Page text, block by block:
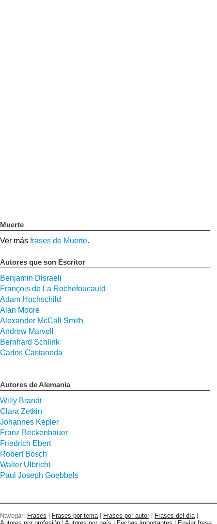
Muerte
Ver más frases de Muerte.
Autores que son Escritor
Benjamin Disraeli
François de La Rochefoucauld
Adam Hochschild
Alan Moore
Alexander McCall Smith
Andrew Marvell
Bernhard Schlink
Carlos Castaneda
Autores de Alemania
Willy Brandt
Clara Zetkin
Johannes Kepler
Franz Beckenbauer
Friedrich Ebert
Robert Bosch
Walter Ulbricht
Paul Joseph Goebbels
Navegar: Frases Frases por tema| Frases por autor Frases del día|